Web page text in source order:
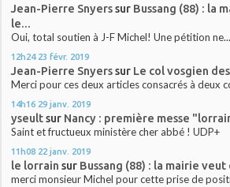
Jean-Pierre Snyerssur Bussang (88) : la
le...
Oui, total soutien à J-F Michel! Une pétition ne...
12h24 23 févr. 2019
Jean-Pierre Snyerssur Le col vosgien
Merci pour ces deux articles consacrés à deux
14h16 29 janv. 2019
yseultsur Nancy : première messe
Saint et fructueux ministère cher abbé ! UDP+
11h08 22 janv. 2019
le lorrain sur Bussang (88) : la mairie
merci monsieur Michel pour cette prise de